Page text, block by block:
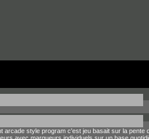
arcade style program c'est jeu basait sur la
avec marqueurs individuels sur un base